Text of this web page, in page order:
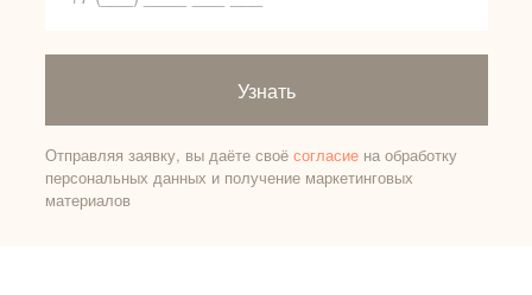
Узнать
Отправляя заявку, вы даёте своё согласиена обработку
персональных данных и получение маркетинговых
материалов